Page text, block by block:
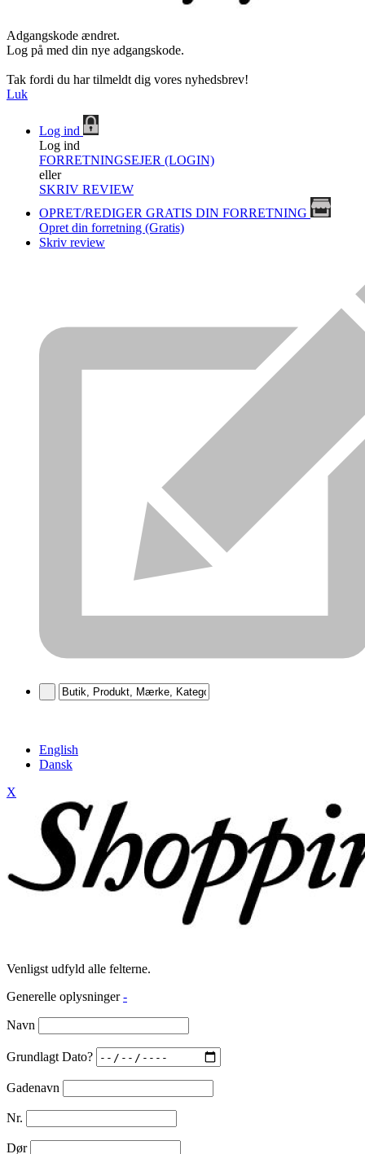
Adgangskode ændret.
Log på med din nye adgangskode.
Tak fordi du har tilmeldt dig vores nyhedsbrev!
Luk
Log ind
Log ind
FORRETNINGSEJER (LOGIN)
eller
SKRIV REVIEW
OPRET/REDIGER GRATIS DIN FORRETNING
Opret din forretning (Gratis)
Skriv review
English
Dansk
X
Venligst udfyld alle felterne.
Generelle oplysninger -
Navn
Grundlagt Dato?
Gadenavn
Nr.
Dør